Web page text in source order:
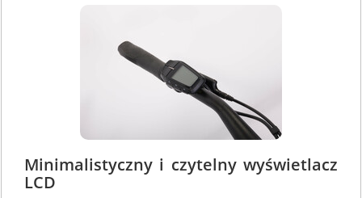
Minimalistyczny i czytelny wyświetlacz
LCD